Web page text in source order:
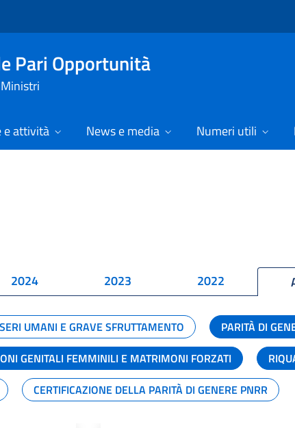
Pari Opportunità
e attività News e media Numeri utili
2024 2023 2022
UMANI E GRAVE SFRUTTAMENTO PARITÀ DI
GENITALI FEMMINILI E MATRIMONI FORZATI
CERTIFICAZIONE DELLA PARITÀ DI GENERE PNRR